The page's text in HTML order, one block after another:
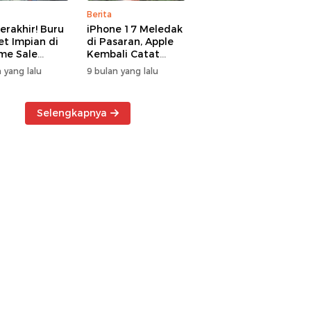
Buru
Impian di
Sale
Manado
yang lalu
Berita
iPhone 17 Meledak
di Pasaran, Apple
Kembali Catat
Rekor Cuan Global
9 bulan yang lalu
Selengkapnya